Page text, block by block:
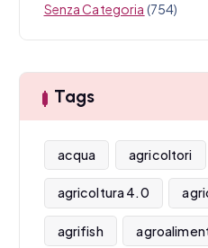
Senza Categoria (754)
Tags
acqua agricoltori
agricoltura 4.0
agrifish